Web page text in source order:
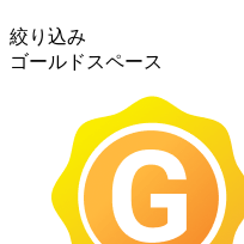
絞り込み
ゴールドスペース